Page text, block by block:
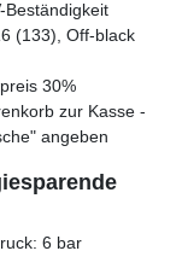
Beständigkeit
(133), Off-black
30%
zur Kasse -
angeben
6 bar